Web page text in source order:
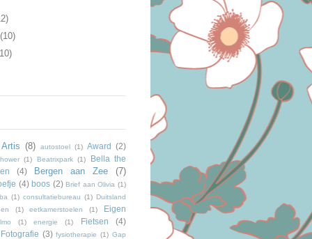
(10)
Artis (8) autostoel (1) Award (2)
(1) Beatrixpark (1)
Bella the
(4) Bergen aan Zee (7)
(4) boos (2) Brief aan Olivia (1)
(1) consultatiebureau (1) Duitsland
(1) eetkamerstoelen (1) Eigen
(1) energie (1) Fietsen
(4)
Fotografie (3) fysiotherapie (1) Gap